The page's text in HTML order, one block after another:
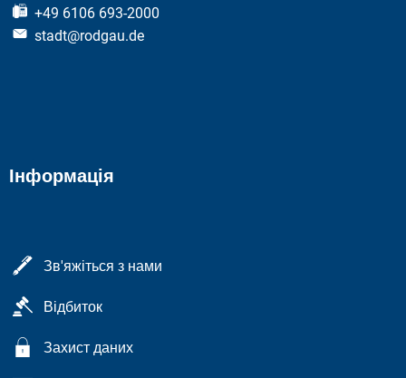
+49 6106 693-2000
stadt@rodgau.de
Інформація
Зв'яжіться з нами
Відбиток
Захист даних